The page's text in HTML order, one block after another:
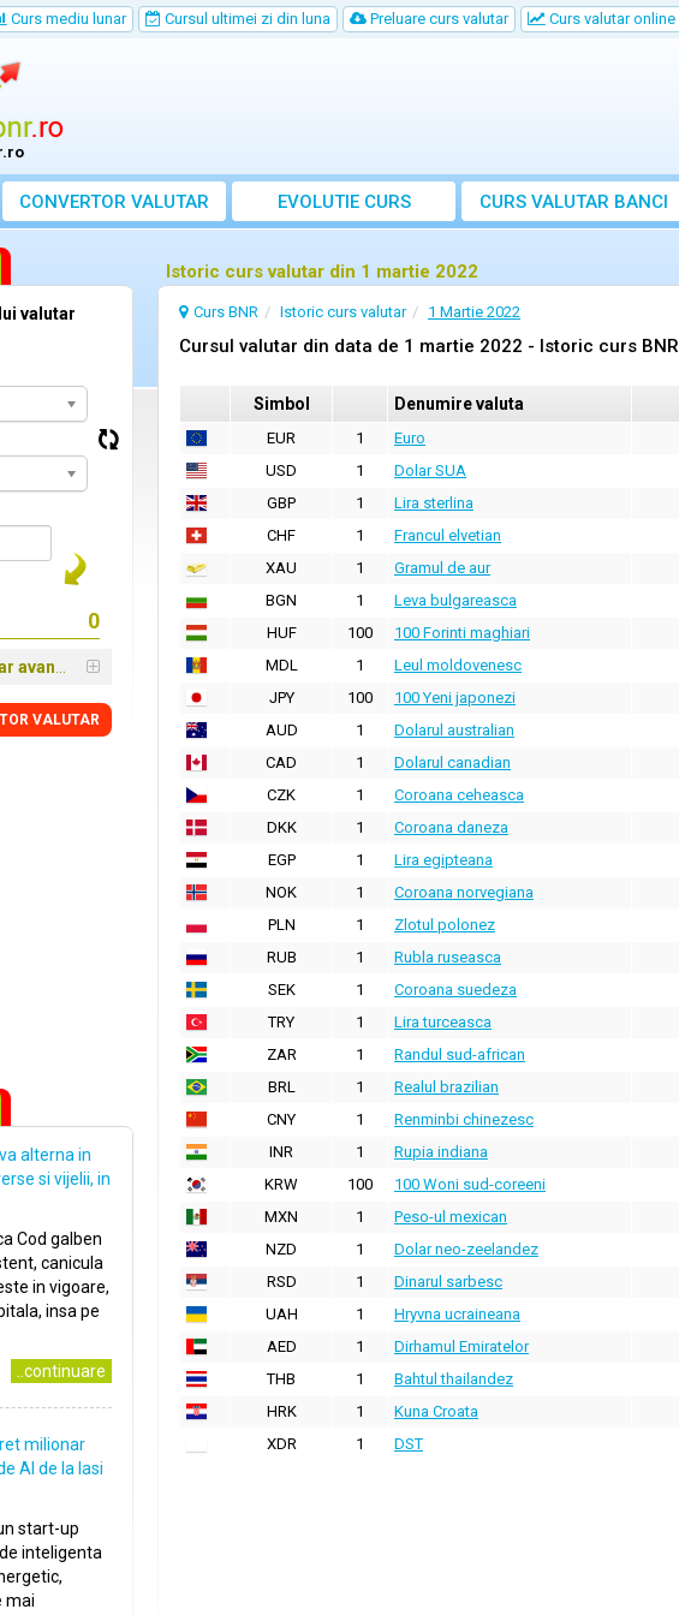
Curs mediu lunar Cursul ultimei zi din luna Preluare curs valutar Curs valutar online
CONVERTOR VALUTAR EVOLUTIE CURS CURS VALUTAR BANCI
Istoric curs valutar din 1 martie 2022
Curs BNR Istoric curs valutar 1 Martie 2022
Cursul valutar din data de 1 martie 2022 - Istoric curs BNR
Simbol Denumire valuta
EUR 1 Euro
USD
1 Dolar SUA
GBP
1 Lira sterlina
CHF
1 Francul elvetian
XAU
1 Gramul de aur
BGN
1 Leva bulgareasca
HUF
100 100 Forinti maghiari
MDL
1 Leul moldovenesc
JPY
100 100 Yeni japonezi
AUD
1 Dolarul australian
CAD
1 Dolarul canadian
CZK
1 Coroana ceheasca
DKK
1 Coroana daneza
EGP
1 Lira egipteana
NOK
1 Coroana norvegiana
PLN
1 Zlotul polonez
RUB
1 Rubla ruseasca
SEK
1 Coroana suedeza
TRY
1 Lira turceasca
ZAR
1 Randul sud-african
BRL
1 Realul brazilian
CNY
1 Renminbi chinezesc
INR
1 Rupia indiana
KRW
100 100 Woni sud-coreeni
MXN
1 Peso-ul mexican
NZD
1 Dolar neo-zeelandez
RSD
1 Dinarul sarbesc
UAH
1 Hryvna ucraineana
AED
1 Dirhamul Emiratelor
THB
1 Bahtul thailandez
HRK
1 Kuna Croata
XDR
1 DST
valutar
VALUTAR
alterna in
si vijelii, in
Cod galben
canicula
in vigoare,
insa pe
..continuare
milionar
AI de la Iasi
start-up
inteligenta
mai